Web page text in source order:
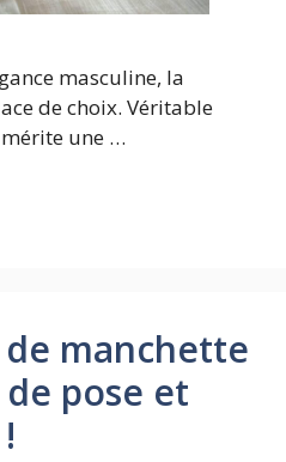
masculine, la
de choix. Véritable
une …
manchette
pose et